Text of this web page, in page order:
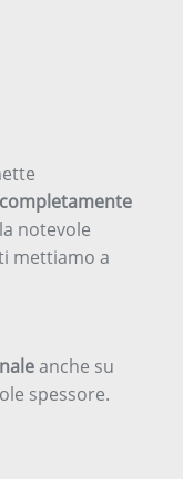
notevole
mettiamo a
anche su
spessore.